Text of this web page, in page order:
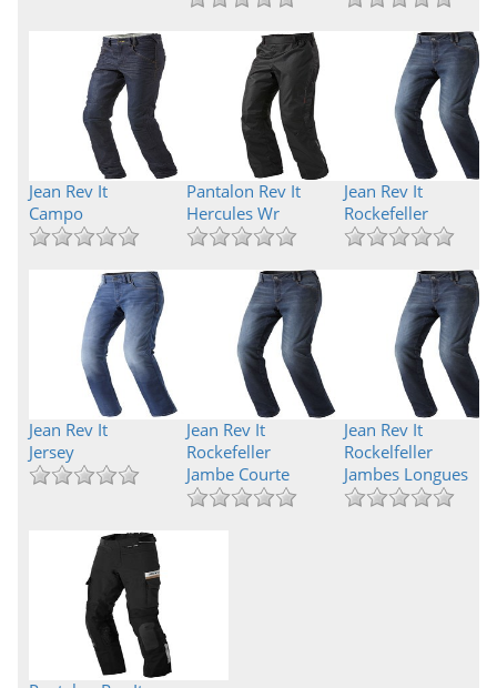
Jean Rev It
Campo
Pantalon Rev It
Hercules Wr
Jean Rev It
Rockefeller
Jean Rev It
Jersey
Jean Rev It
Rockefeller
Jambe Courte
Jean Rev It
Rockelfeller
Jambes Longues